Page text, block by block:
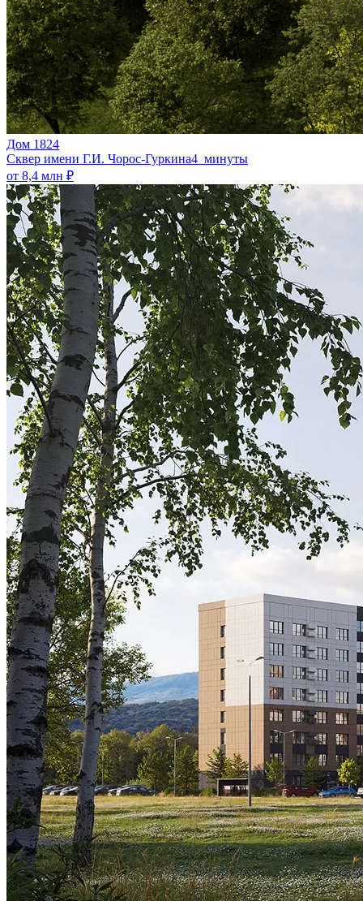
Дом 1824
Сквер имени Г.И. Чорос-Гуркина4 минуты
от 8,4 млн ₽